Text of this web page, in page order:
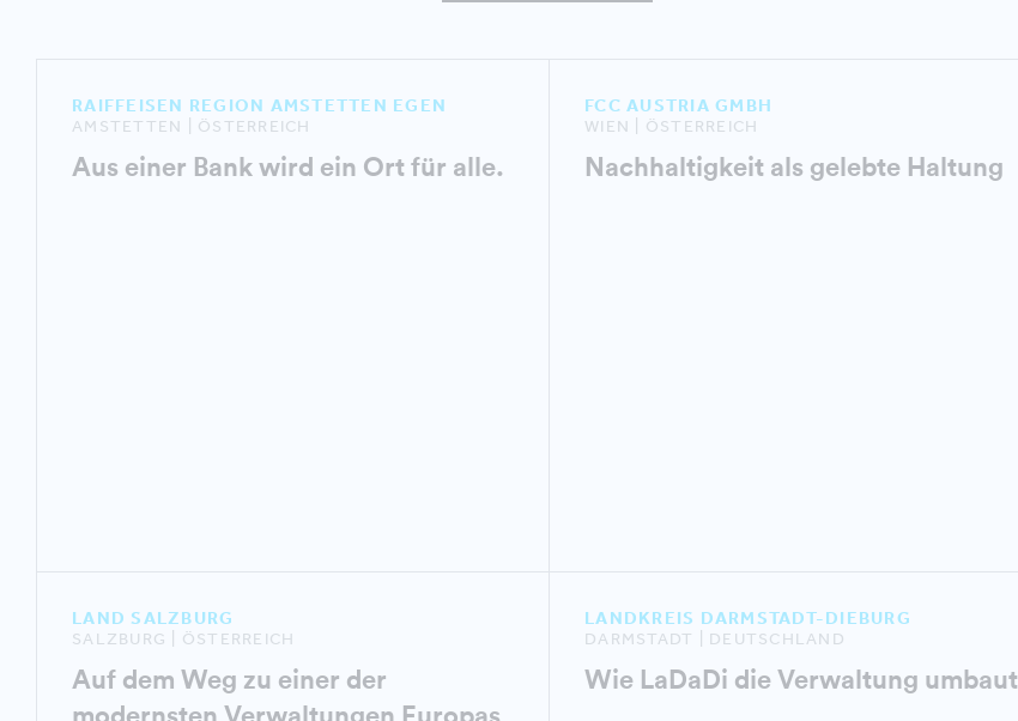
RAIFFEISEN REGION AMSTETTEN EGEN
AMSTETTEN | ÖSTERREICH
Aus einer Bank wird ein Ort für alle.
FCC AUSTRIA GMBH
WIEN | ÖSTERREICH
Nachhaltigkeit als gelebte Haltung
LAND SALZBURG
SALZBURG | ÖSTERREICH
Auf dem Weg zu einer der
LANDKREIS DARMSTADT-DIEBURG
DARMSTADT | DEUTSCHLAND
Wie LaDaDi die Verwaltung umbaut